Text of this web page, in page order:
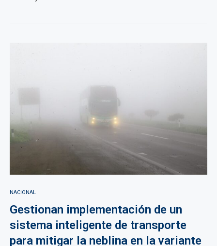
NACIONAL
Gestionan implementación de un
sistema inteligente de transporte
para mitigar la neblina en la variante